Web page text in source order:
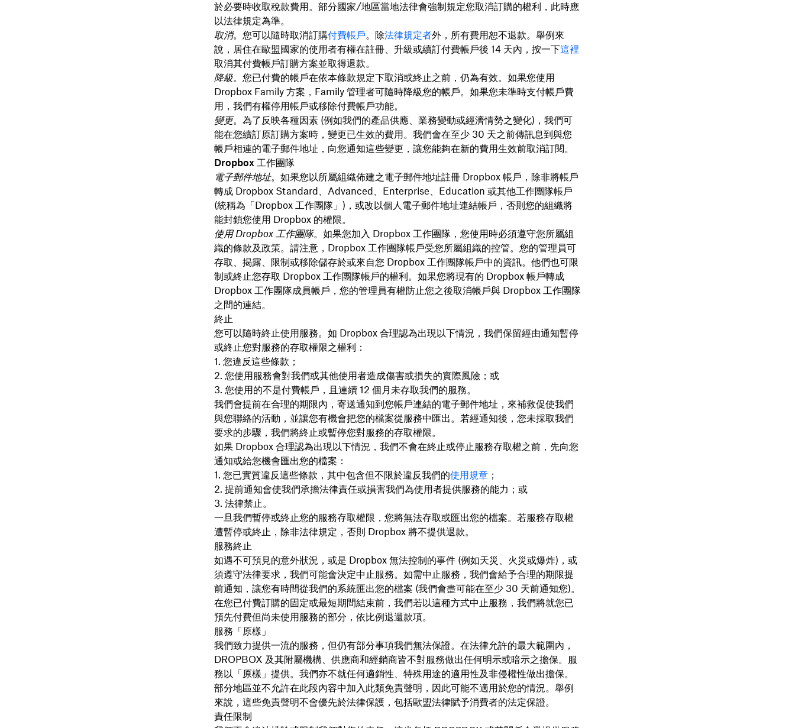
於必要時收取稅款費用。部分國家/地區當地法律會強制規定您取消訂購的權利，此時應
以法律規定為準。
取消。您可以隨時取消訂購付費帳戶。除法律規定者外，所有費用恕不退款。舉例來
說，居住在歐盟國家的使用者有權在註冊、升級或續訂付費帳戶後 14 天內，按一下這裡
取消其付費帳戶訂購方案並取得退款。
降級。您已付費的帳戶在依本條款規定下取消或終止之前，仍為有效。如果您使用
Dropbox Family 方案，Family 管理者可隨時降級您的帳戶。如果您未準時支付帳戶費
用，我們有權停用帳戶或移除付費帳戶功能。
變更。為了反映各種因素 (例如我們的產品供應、業務變動或經濟情勢之變化)，我們可
能在您續訂原訂購方案時，變更已生效的費用。我們會在至少 30 天之前傳訊息到與您
帳戶相連的電子郵件地址，向您通知這些變更，讓您能夠在新的費用生效前取消訂閱。
Dropbox 工作團隊
電子郵件地址。如果您以所屬組織佈建之電子郵件地址註冊 Dropbox 帳戶，除非將帳戶
轉成 Dropbox Standard、Advanced、Enterprise、Education 或其他工作團隊帳戶
(統稱為「Dropbox 工作團隊」)，或改以個人電子郵件地址連結帳戶，否則您的組織將
能封鎖您使用 Dropbox 的權限。
使用 Dropbox 工作團隊。如果您加入 Dropbox 工作團隊，您使用時必須遵守您所屬組
織的條款及政策。請注意，Dropbox 工作團隊帳戶受您所屬組織的控管。您的管理員可
存取、揭露、限制或移除儲存於或來自您 Dropbox 工作團隊帳戶中的資訊。他們也可限
制或終止您存取 Dropbox 工作團隊帳戶的權利。如果您將現有的 Dropbox 帳戶轉成
Dropbox 工作團隊成員帳戶，您的管理員有權防止您之後取消帳戶與 Dropbox 工作團隊
之間的連結。
終止
您可以隨時終止使用服務。如 Dropbox 合理認為出現以下情況，我們保留經由通知暫停
或終止您對服務的存取權限之權利：
您違反這些條款；
您使用服務會對我們或其他使用者造成傷害或損失的實際風險；或
您使用的不是付費帳戶，且連續 12 個月未存取我們的服務。
我們會提前在合理的期限內，寄送通知到您帳戶連結的電子郵件地址，來補救促使我們
與您聯絡的活動，並讓您有機會把您的檔案從服務中匯出。若經通知後，您未採取我們
要求的步驟，我們將終止或暫停您對服務的存取權限。
如果 Dropbox 合理認為出現以下情況，我們不會在終止或停止服務存取權之前，先向您
通知或給您機會匯出您的檔案：
您已實質違反這些條款，其中包含但不限於違反我們的使用規章；
提前通知會使我們承擔法律責任或損害我們為使用者提供服務的能力；或
法律禁止。
一旦我們暫停或終止您的服務存取權限，您將無法存取或匯出您的檔案。若服務存取權
遭暫停或終止，除非法律規定，否則 Dropbox 將不提供退款。
服務終止
如遇不可預見的意外狀況，或是 Dropbox 無法控制的事件 (例如天災、火災或爆炸)，或
須遵守法律要求，我們可能會決定中止服務。如需中止服務，我們會給予合理的期限提
前通知，讓您有時間從我們的系統匯出您的檔案 (我們會盡可能在至少 30 天前通知您)。
在您已付費訂購的固定或最短期間結束前，我們若以這種方式中止服務，我們將就您已
預先付費但尚未使用服務的部分，依比例退還款項。
服務「原樣」
我們致力提供一流的服務，但仍有部分事項我們無法保證。在法律允許的最大範圍內，
DROPBOX 及其附屬機構、供應商和經銷商皆不對服務做出任何明示或暗示之擔保。服
務以「原樣」提供。我們亦不就任何適銷性、特殊用途的適用性及非侵權性做出擔保。
部分地區並不允許在此段內容中加入此類免責聲明，因此可能不適用於您的情況。舉例
來說，這些免責聲明不會優先於法律保護，包括歐盟法律賦予消費者的法定保證。
責任限制